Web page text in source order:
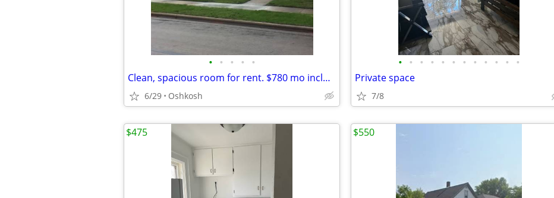
• • • • •
Clean, spacious room for rent. $780 mo includes all utilities cable tv
6/29 Oshkosh
• • • • • • • • • • • •
Private space
7/8
$475 $550